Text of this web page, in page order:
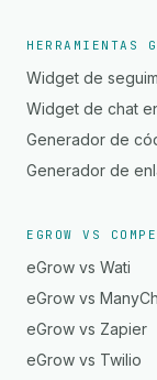
HERRAMIENTAS
Widget de
Widget de chat
Generador de
Generador de
EGROW VS
eGrow vs Wati
eGrow vs
eGrow vs Zapier
eGrow vs Twilio